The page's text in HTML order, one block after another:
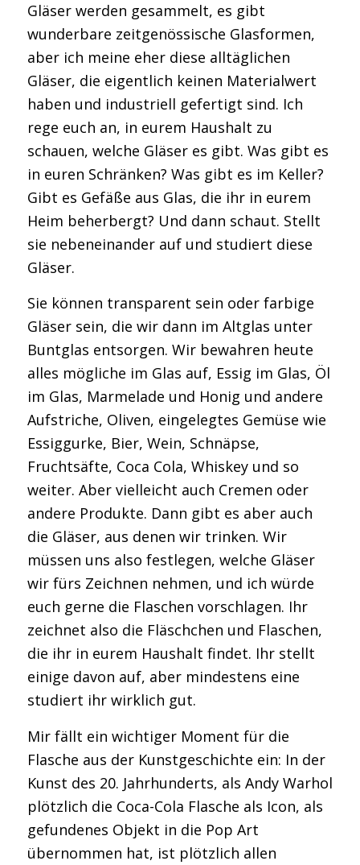
Gläser werden gesammelt, es gibt
wunderbare zeitgenössische Glasformen,
aber ich meine eher diese alltäglichen
Gläser, die eigentlich keinen Materialwert
haben und industriell gefertigt sind. Ich
rege euch an, in eurem Haushalt zu
schauen, welche Gläser es gibt. Was gibt es
in euren Schränken? Was gibt es im Keller?
Gibt es Gefäße aus Glas, die ihr in eurem
Heim beherbergt? Und dann schaut. Stellt
sie nebeneinander auf und studiert diese
Gläser.
Sie können transparent sein oder farbige
Gläser sein, die wir dann im Altglas unter
Buntglas entsorgen. Wir bewahren heute
alles mögliche im Glas auf, Essig im Glas, Öl
im Glas, Marmelade und Honig und andere
Aufstriche, Oliven, eingelegtes Gemüse wie
Essiggurke, Bier, Wein, Schnäpse,
Fruchtsäfte, Coca Cola, Whiskey und so
weiter. Aber vielleicht auch Cremen oder
andere Produkte. Dann gibt es aber auch
die Gläser, aus denen wir trinken. Wir
müssen uns also festlegen, welche Gläser
wir fürs Zeichnen nehmen, und ich würde
euch gerne die Flaschen vorschlagen. Ihr
zeichnet also die Fläschchen und Flaschen,
die ihr in eurem Haushalt findet. Ihr stellt
einige davon auf, aber mindestens eine
studiert ihr wirklich gut.
Mir fällt ein wichtiger Moment für die
Flasche aus der Kunstgeschichte ein: In der
Kunst des 20. Jahrhunderts, als Andy Warhol
plötzlich die Coca-Cola Flasche als Icon, als
gefundenes Objekt in die Pop Art
übernommen hat, ist plötzlich allen